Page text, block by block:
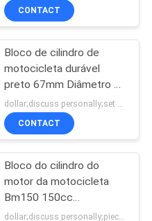
do
18
CONTACT
Bloco de cilindro de
motocicleta durável
preto 67mm Diâmetro de
furo Um ano de garantia dollar;discuss personally;set MOQ:Negociação
CONTACT
Bloco do cilindro do
motor da motocicleta
Bm150 150cc
Deslocamento com